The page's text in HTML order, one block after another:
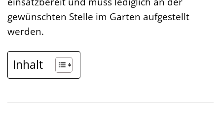
gewünschten Stelle im Garten aufgestellt
werden.
Inhalt